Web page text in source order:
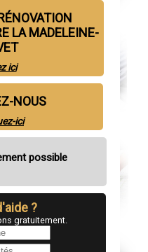
LA MADELEINE-
ici
NOUS
ici
possible
?
gratuitement.